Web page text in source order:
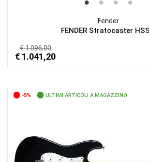
Fender
FENDER Stratocaster
€ 1.096,00
€ 1.041,20
-5% ULTIMI ARTICOLI A MAGAZZINO